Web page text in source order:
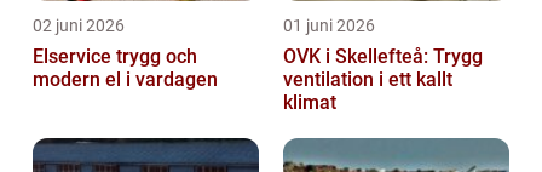
02 juni 2026
Elservice trygg och
modern el i vardagen
01 juni 2026
OVK i Skellefteå: Trygg
ventilation i ett kallt
klimat